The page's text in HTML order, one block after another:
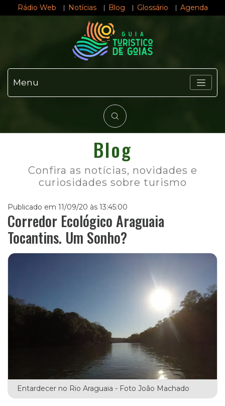
Rádio Web Notícias Blog Glossário Agenda
Menu
Blog
Confira as notícias, novidades e
curiosidades sobre turismo
Publicado em 11/09/20 às 13:45:00
Corredor Ecológico Araguaia
Tocantins. Um Sonho?
Entardecer no Rio Araguaia - Foto João Machado